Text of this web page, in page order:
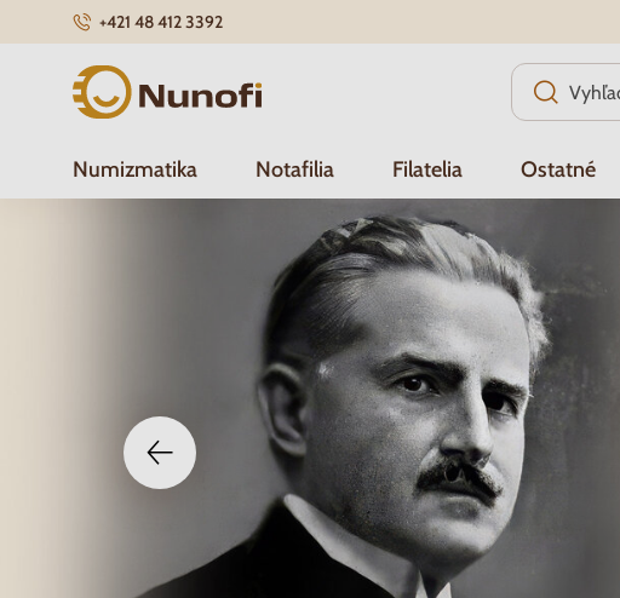
+421 48 412 3392
Nunofi.sk
Numizmatika Notafilia Filatelia Ostatné